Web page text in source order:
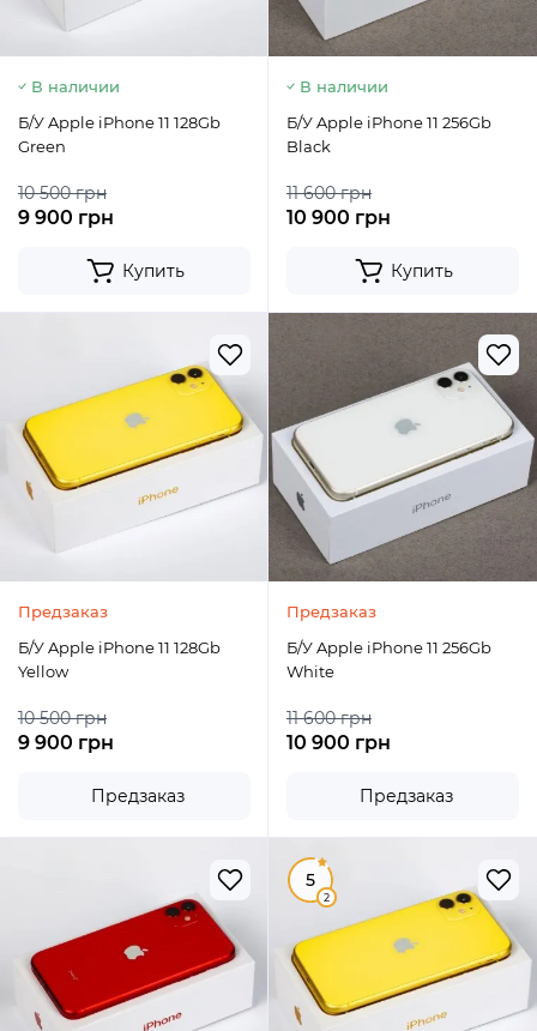
В наличии
Б/У Apple iPhone 11 128Gb
Green
10 500 грн
9 900 грн
Купить
В наличии
Б/У Apple iPhone 11 256Gb
Black
11 600 грн
10 900 грн
Купить
Предзаказ
Б/У Apple iPhone 11 128Gb
Yellow
10 500 грн
9 900 грн
Предзаказ
Предзаказ
Б/У Apple iPhone 11 256Gb
White
11 600 грн
10 900 грн
Предзаказ
5
2